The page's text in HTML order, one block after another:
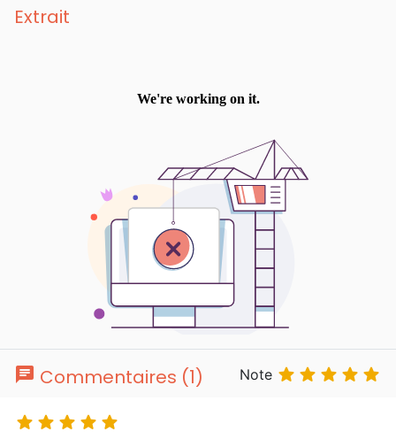
Extrait
chat Commentaires (1) Note     
    